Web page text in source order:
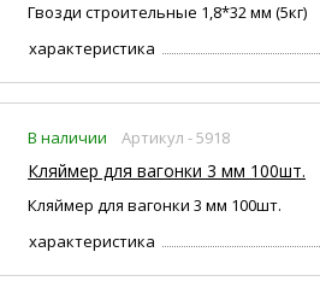
Гвозди строительные 1,8*32 мм (5кг)
характеристика
В наличии Артикул - 5918
Кляймер для вагонки 3 мм 100шт.
Кляймер для вагонки 3 мм 100шт.
характеристика